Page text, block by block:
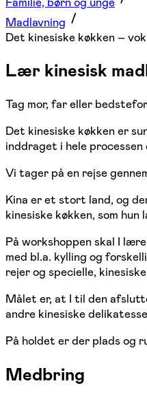
Madlavning
Det kinesiske køkken –
Lær kinesisk
Tag mor, far eller
Det kinesiske køkken er
inddraget i hele processen
Vi tager på en rejse
Kina er et stort land, og
kinesiske køkken, som
På workshoppen skal I
med bl.a. kylling og
rejer og specielle,
Målet er, at I til den
andre kinesiske
På holdet er der plads og
Medbring